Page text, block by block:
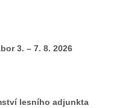
v
3. – 7. 8. 2026
lesního adjunkta